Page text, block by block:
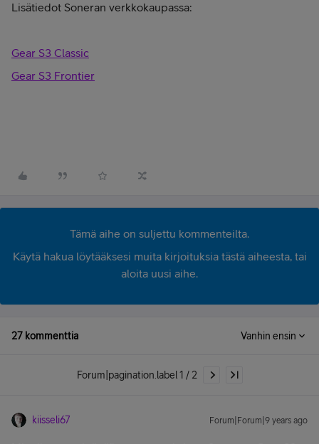
Lisätiedot Soneran verkkokaupassa:
Gear S3 Classic
Gear S3 Frontier
Tämä aihe on suljettu kommenteilta.
Käytä hakua löytääksesi muita kirjoituksia tästä aiheesta, tai
aloita uusi aihe.
27 kommenttia Vanhin ensin
Forum|pagination.label 1 / 2
kiisseli67 Forum|Forum|9 years ago